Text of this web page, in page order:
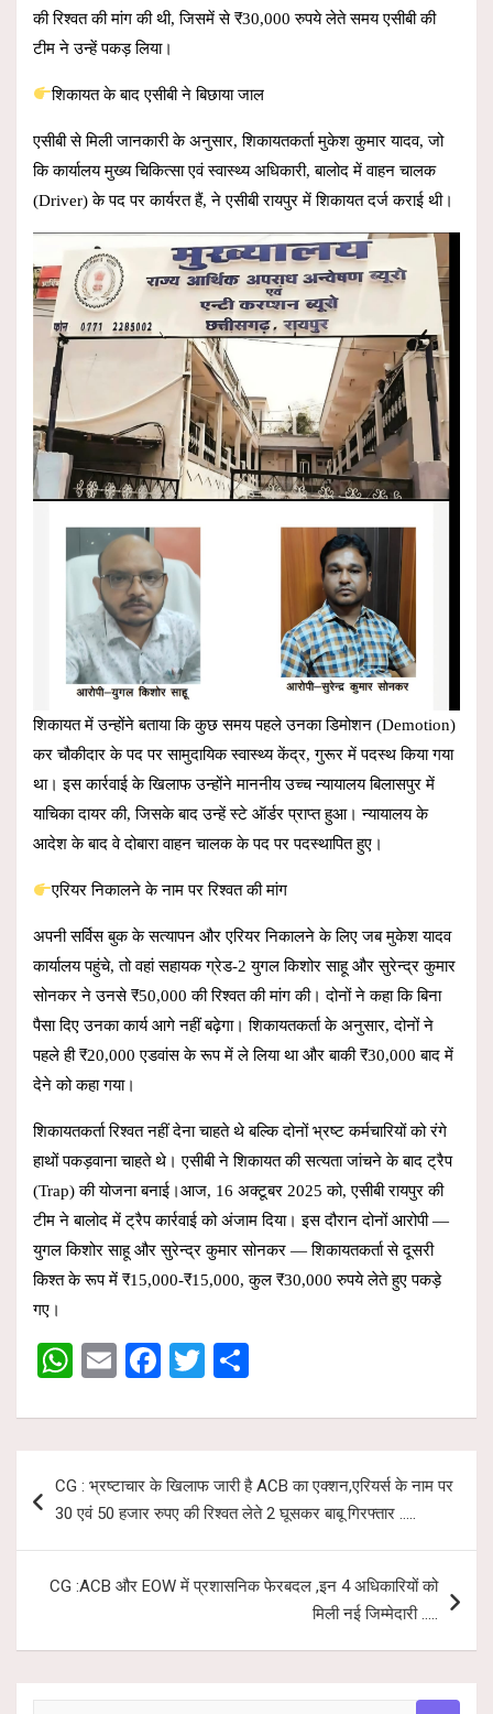
p
p
o
k
की रिश्वत की मांग की थी, जिसमें से ₹30,000 रुपये लेते समय एसीबी की
टीम ने उन्हें पकड़ लिया।
शिकायत के बाद एसीबी ने बिछाया जाल
एसीबी से मिली जानकारी के अनुसार, शिकायतकर्ता मुकेश कुमार यादव, जो
कि कार्यालय मुख्य चिकित्सा एवं स्वास्थ्य अधिकारी, बालोद में वाहन चालक
(Driver) के पद पर कार्यरत हैं, ने एसीबी रायपुर में शिकायत दर्ज कराई थी।
शिकायत में उन्होंने बताया कि कुछ समय पहले उनका डिमोशन (Demotion)
कर चौकीदार के पद पर सामुदायिक स्वास्थ्य केंद्र, गुरूर में पदस्थ किया गया
था। इस कार्रवाई के खिलाफ उन्होंने माननीय उच्च न्यायालय बिलासपुर में
याचिका दायर की, जिसके बाद उन्हें स्टे ऑर्डर प्राप्त हुआ। न्यायालय के
आदेश के बाद वे दोबारा वाहन चालक के पद पर पदस्थापित हुए।
एरियर निकालने के नाम पर रिश्वत की मांग
अपनी सर्विस बुक के सत्यापन और एरियर निकालने के लिए जब मुकेश यादव
कार्यालय पहुंचे, तो वहां सहायक ग्रेड-2 युगल किशोर साहू और सुरेन्द्र कुमार
सोनकर ने उनसे ₹50,000 की रिश्वत की मांग की। दोनों ने कहा कि बिना
पैसा दिए उनका कार्य आगे नहीं बढ़ेगा। शिकायतकर्ता के अनुसार, दोनों ने
पहले ही ₹20,000 एडवांस के रूप में ले लिया था और बाकी ₹30,000 बाद में
देने को कहा गया।
शिकायतकर्ता रिश्वत नहीं देना चाहते थे बल्कि दोनों भ्रष्ट कर्मचारियों को रंगे
हाथों पकड़वाना चाहते थे। एसीबी ने शिकायत की सत्यता जांचने के बाद ट्रैप
(Trap) की योजना बनाई।आज, 16 अक्टूबर 2025 को, एसीबी रायपुर की
टीम ने बालोद में ट्रैप कार्रवाई को अंजाम दिया। इस दौरान दोनों आरोपी —
युगल किशोर साहू और सुरेन्द्र कुमार सोनकर — शिकायतकर्ता से दूसरी
किश्त के रूप में ₹15,000-₹15,000, कुल ₹30,000 रुपये लेते हुए पकड़े
गए।
W
at
A
p
E
ail
F
ce
b
o
k
T
tt
er
ar
e
navigation
CG : भ्रष्टाचार के खिलाफ जारी है ACB का एक्शन,एरियर्स के नाम पर
30 एवं 50 हजार रुपए की रिश्वत लेते 2 घूसकर बाबू गिरफ्तार …..
CG :ACB और EOW में प्रशासनिक फेरबदल ,इन 4 अधिकारियों को
मिली नई जिम्मेदारी …..